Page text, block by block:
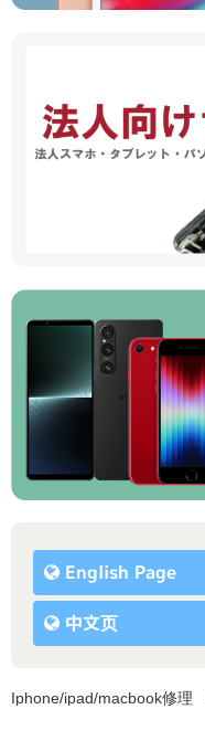
English Page
中文页
Iphone/ipad/macbook修理